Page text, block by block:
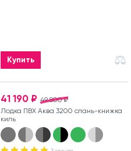
Купить
49 800 ₽
41 190 ₽
Лодка ПВХ Аква 3200 слань-книжка
киль